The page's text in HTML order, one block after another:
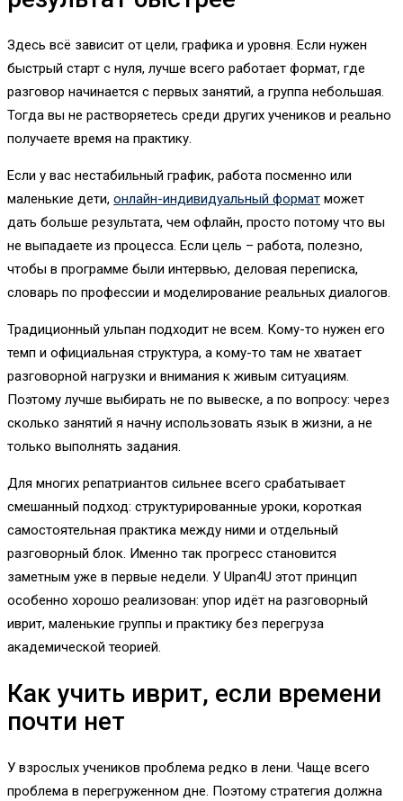
Здесь всё зависит от цели, графика и уровня. Если нужен
быстрый старт с нуля, лучше всего работает формат, где
разговор начинается с первых занятий, а группа небольшая.
Тогда вы не растворяетесь среди других учеников и реально
получаете время на практику.
Если у вас нестабильный график, работа посменно или
маленькие дети, онлайн-индивидуальный формат может
дать больше результата, чем офлайн, просто потому что вы
не выпадаете из процесса. Если цель – работа, полезно,
чтобы в программе были интервью, деловая переписка,
словарь по профессии и моделирование реальных диалогов.
Традиционный ульпан подходит не всем. Кому-то нужен его
темп и официальная структура, а кому-то там не хватает
разговорной нагрузки и внимания к живым ситуациям.
Поэтому лучше выбирать не по вывеске, а по вопросу: через
сколько занятий я начну использовать язык в жизни, а не
только выполнять задания.
Для многих репатриантов сильнее всего срабатывает
смешанный подход: структурированные уроки, короткая
самостоятельная практика между ними и отдельный
разговорный блок. Именно так прогресс становится
заметным уже в первые недели. У Ulpan4U этот принцип
особенно хорошо реализован: упор идёт на разговорный
иврит, маленькие группы и практику без перегруза
академической теорией.
Как учить иврит, если времени
почти нет
У взрослых учеников проблема редко в лени. Чаще всего
проблема в перегруженном дне. Поэтому стратегия должна